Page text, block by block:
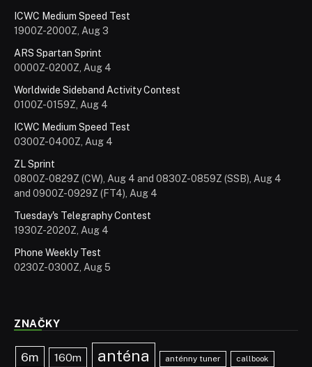
ICWC Medium Speed Test
1900Z-2000Z, Aug 3
ARS Spartan Sprint
0000Z-0200Z, Aug 4
Worldwide Sideband Activity Contest
0100Z-0159Z, Aug 4
ICWC Medium Speed Test
0300Z-0400Z, Aug 4
ZL Sprint
0800Z-0829Z (CW), Aug 4 and 0830Z-0859Z (SSB), Aug 4
and 0900Z-0929Z (FT4), Aug 4
Tuesday's Telegraphy Contest
1930Z-2020Z, Aug 4
Phone Weekly Test
0230Z-0300Z, Aug 5
ZNAČKY
6m 160m anténa anténny tuner callbook